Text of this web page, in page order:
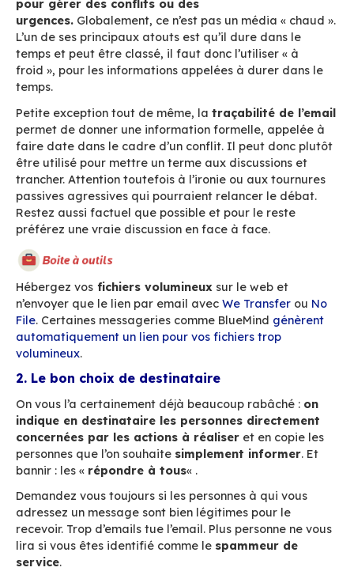
à ne pas envoyer à tire larigot tout ce qui
sous la main. En premier lieu assurez vous que
destinataire sera en mesure delire le format
jointeque vous lui adressez.
Gardez en tête que plus la taille du fichier est
importante et plus il sera long à envoyer et
réceptionner.
refusé par le serveur de messagerie du
saturer sa boite de réception. Il faut préférer
contenantun lien pour téléchargerun
qu’une pièce jointe trop lourde.
Enfin n’oubliez pas quel’email ne doit pas
urgences.Globalement, ce n’est pas un média
L’un de ses principaux atouts est qu’il dure
temps et peut être classé, il faut donc l’utiliser
froid », pour les informations appelées à durer
temps.
Petite exception tout de même, latraçabilité
permet de donner une information formelle,
faire date dans le cadre d’un conflit. Il peut